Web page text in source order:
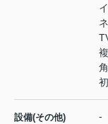
設備(その他) -